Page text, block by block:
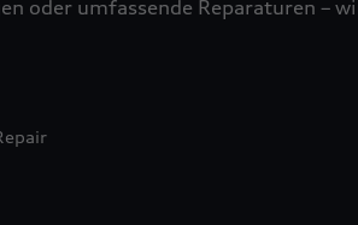
oder umfassende Reparaturen –